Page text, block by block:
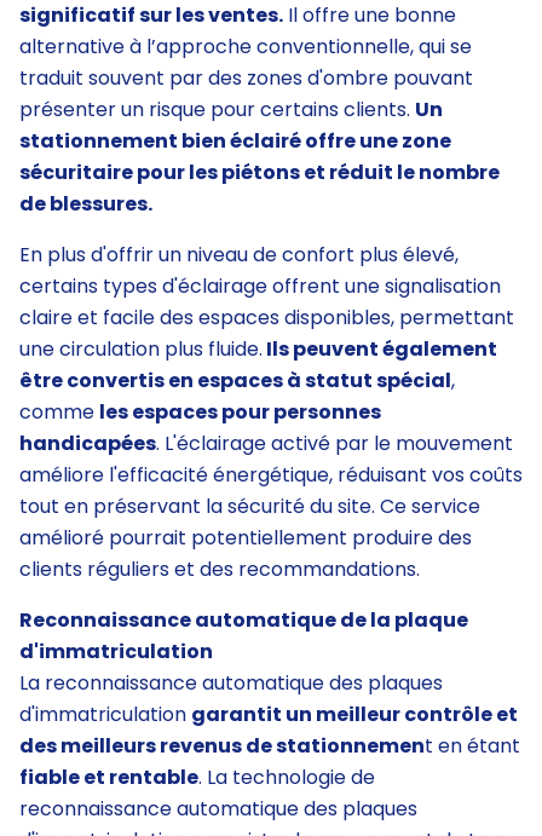
significatif sur les ventes. Il offre une bonne
alternative à l’approche conventionnelle, qui se
traduit souvent par des zones d'ombre pouvant
présenter un risque pour certains clients. Un
stationnement bien éclairé offre une zone
sécuritaire pour les piétons et réduit le nombre
de blessures.
En plus d'offrir un niveau de confort plus élevé,
certains types d'éclairage offrent une signalisation
claire et facile des espaces disponibles, permettant
une circulation plus fluide. Ils peuvent également
être convertis en espaces à statut spécial,
comme les espaces pour personnes
handicapées. L'éclairage activé par le mouvement
améliore l'efficacité énergétique, réduisant vos coûts
tout en préservant la sécurité du site. Ce service
amélioré pourrait potentiellement produire des
clients réguliers et des recommandations.
Reconnaissance automatique de la plaque
d'immatriculation
La reconnaissance automatique des plaques
d'immatriculation garantit un meilleur contrôle et
des meilleurs revenus de stationnement en étant
fiable et rentable. La technologie de
reconnaissance automatique des plaques